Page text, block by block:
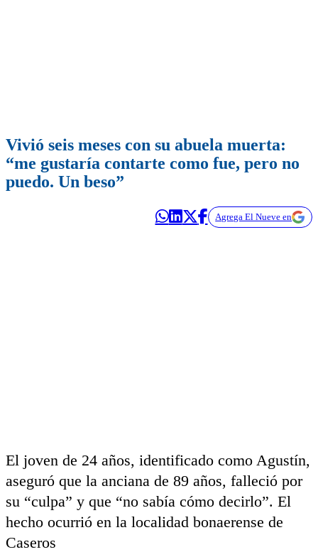
Vivió seis meses con su abuela muerta:
“me gustaría contarte como fue, pero no
puedo. Un beso”
Agrega El Nueve en
El joven de 24 años, identificado como Agustín,
aseguró que la anciana de 89 años, falleció por
su “culpa” y que “no sabía cómo decirlo”. El
hecho ocurrió en la localidad bonaerense de
Caseros